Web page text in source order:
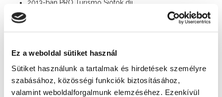
Ez a weboldal sütiket használ
Sütiket használunk a tartalmak és hirdetések személyre
szabásához, közösségi funkciók biztosításához,
valamint weboldalforgalmunk elemzéséhez. Ezenkívül
2013-ban PRO Turismo Siófok díj
Ingyenes parkoló
Állatbarát
Egész évben nyitva
Erzsébet-kártya elfogadóhely